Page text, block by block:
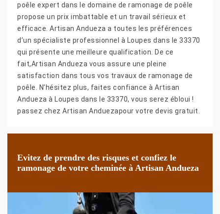
poêle expert dans le domaine de ramonage de poêle
propose un prix imbattable et un travail sérieux et
efficace. Artisan Andueza a toutes les préférences
d’un spécialiste professionnel à Loupes dans le 33370
qui présente une meilleure qualification. De ce
fait,Artisan Andueza vous assure une pleine
satisfaction dans tous vos travaux de ramonage de
poêle. N’hésitez plus, faites confiance à Artisan
Andueza à Loupes dans le 33370, vous serez ébloui !
passez chez Artisan Anduezapour votre devis gratuit.
Evitez de prendre des risques et confiez le
ramonage de votre cheminée à Artisan Andueza